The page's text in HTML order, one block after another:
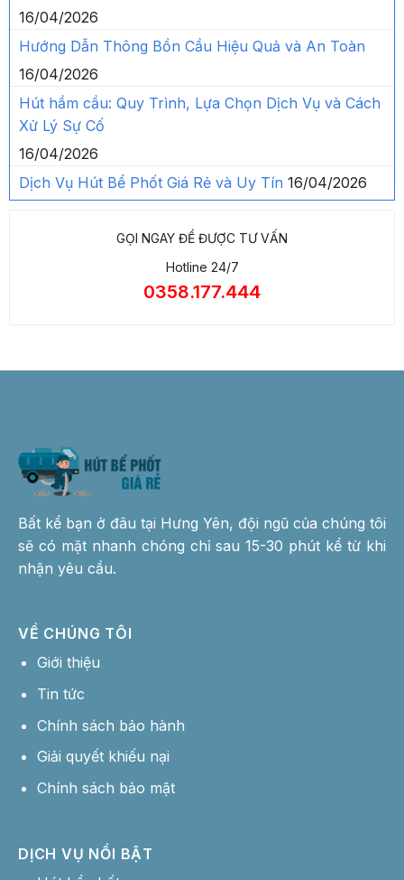
16/04/2026
Hướng Dẫn Thông Bồn Cầu Hiệu Quả và An Toàn
16/04/2026
Hút hầm cầu: Quy Trình, Lựa Chọn Dịch Vụ và Cách
Xử Lý Sự Cố
16/04/2026
Dịch Vụ Hút Bể Phốt Giá Rẻ và Uy Tín 16/04/2026
GỌI NGAY ĐỂ ĐƯỢC TƯ VẤN
Hotline 24/7
0358.177.444
Bất kể bạn ở đâu tại Hưng Yên, đội ngũ của chúng tôi
sẽ có mặt nhanh chóng chỉ sau 15-30 phút kể từ khi
nhận yêu cầu.
VỀ CHÚNG TÔI
Giới thiệu
Tin tức
Chính sách bảo hành
Giải quyết khiếu nại
Chính sách bảo mật
DỊCH VỤ NỔI BẬT